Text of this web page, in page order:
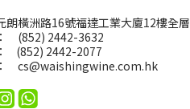
朗橫洲路16號福達工業大廈12樓全層
(852) 2442-3632
(852) 2442-2077
cs@waishingwine.com.hk